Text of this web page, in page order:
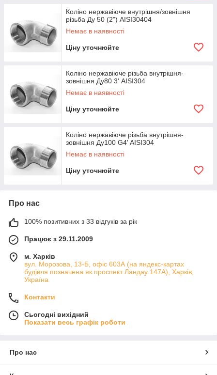
Коліно нержавіюче внутрішня/зовнішня
різьба Ду 50 (2") AISI30404
Немає в наявності
Ціну уточнюйте
Коліно нержавіюче різьба внутрішня-
зовнішня Ду80 3' AISI304
Немає в наявності
Ціну уточнюйте
Коліно нержавіюче різьба внутрішня-
зовнішня Ду100 G4' AISI304
Немає в наявності
Ціну уточнюйте
Про нас
100% позитивних з 33 відгуків за рік
Працює з 29.11.2009
м. Харків
вул. Морозова, 13-Б, офіс 603А (на яндекс-картах
будівля позначена як проспект Ландау 147А), Харків,
Україна
Контакти
Сьогодні вихідний
Показати весь графік роботи
Про нас